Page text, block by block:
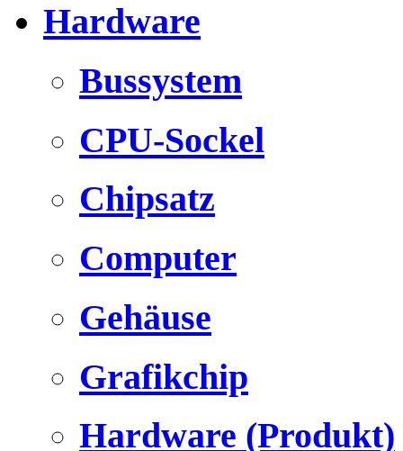
Hardware
Bussystem
CPU-Sockel
Chipsatz
Computer
Gehäuse
Grafikchip
Hardware (Produkt)